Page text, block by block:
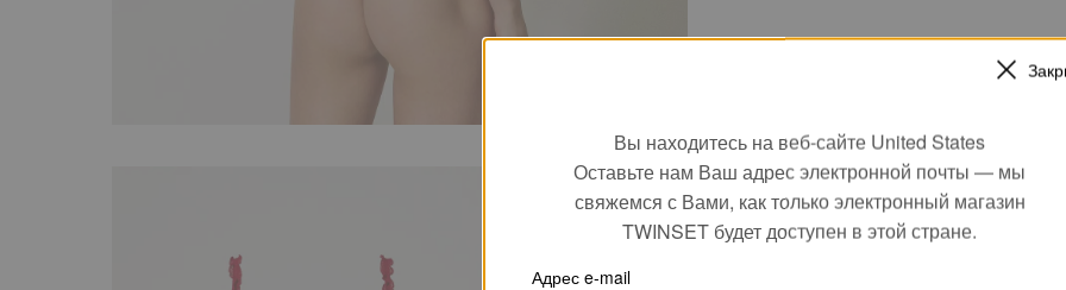
Вы находитесь на веб-сайте United States
Оставьте нам Ваш адрес электронной почты — мы
свяжемся с Вами, как только электронный магазин
TWINSET будет доступен в этой стране.
Адрес e-mail